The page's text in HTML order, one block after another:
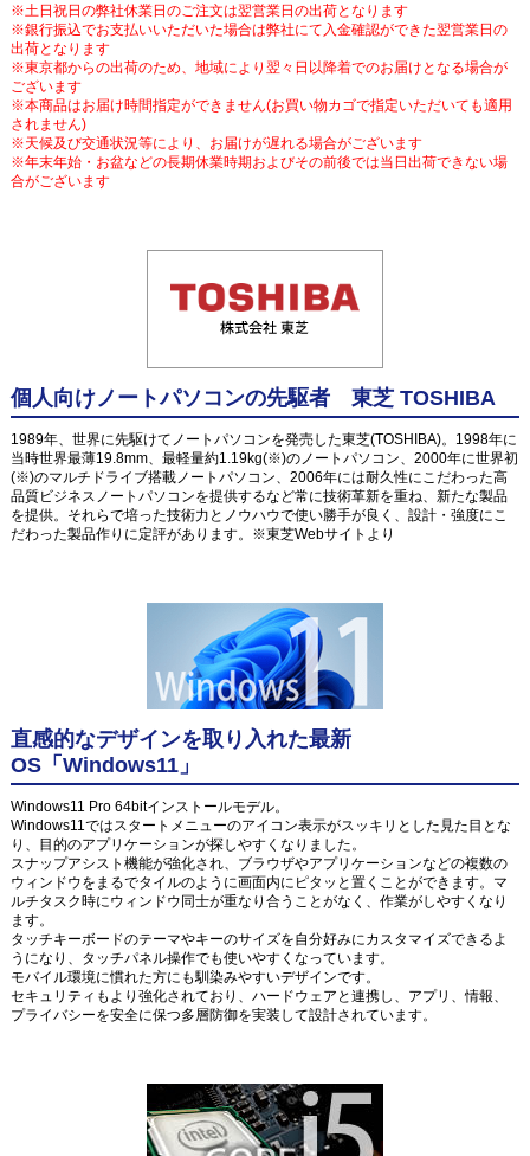
※土日祝日の弊社休業日のご注文は翌営業日の出荷となります
※銀行振込でお支払いいただいた場合は弊社にて入金確認ができた翌営業日の
出荷となります
※東京都からの出荷のため、地域により翌々日以降着でのお届けとなる場合が
ございます
※本商品はお届け時間指定ができません(お買い物カゴで指定いただいても適用
されません)
※天候及び交通状況等により、お届けが遅れる場合がございます
※年末年始・お盆などの長期休業時期およびその前後では当日出荷できない場
合がございます
個人向けノートパソコンの先駆者 東芝 TOSHIBA
1989年、世界に先駆けてノートパソコンを発売した東芝(TOSHIBA)。1998年に
当時世界最薄19.8mm、最軽量約1.19kg(※)のノートパソコン、2000年に世界初
(※)のマルチドライブ搭載ノートパソコン、2006年には耐久性にこだわった高
品質ビジネスノートパソコンを提供するなど常に技術革新を重ね、新たな製品
を提供。それらで培った技術力とノウハウで使い勝手が良く、設計・強度にこ
だわった製品作りに定評があります。※東芝Webサイトより
直感的なデザインを取り入れた最新
OS「Windows11」
Windows11 Pro 64bitインストールモデル。
Windows11ではスタートメニューのアイコン表示がスッキリとした見た目とな
り、目的のアプリケーションが探しやすくなりました。
スナップアシスト機能が強化され、ブラウザやアプリケーションなどの複数の
ウィンドウをまるでタイルのように画面内にピタッと置くことができます。マ
ルチタスク時にウィンドウ同士が重なり合うことがなく、作業がしやすくなり
ます。
タッチキーボードのテーマやキーのサイズを自分好みにカスタマイズできるよ
うになり、タッチパネル操作でも使いやすくなっています。
モバイル環境に慣れた方にも馴染みやすいデザインです。
セキュリティもより強化されており、ハードウェアと連携し、アプリ、情報、
プライバシーを安全に保つ多層防御を実装して設計されています。